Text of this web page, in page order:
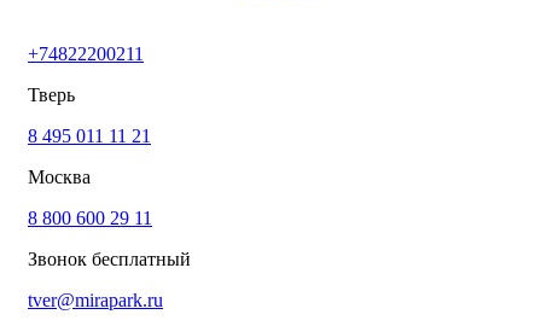
+74822200211 info@mirapark.ru
Каталог товаров
Игровое оборудование для детских площадок
Оборудование для площадок для выгула собак
Спортивное оборудование для улицы
Малые архитектурные формы под заказ
+74822200211
Тверь
8 495 011 11 21
Москва
8 800 600 29 11
Звонок бесплатный
tver@mirapark.ru